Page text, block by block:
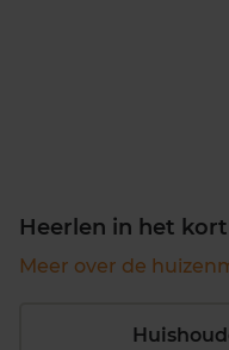
Heerlen in het kort
Meer over de